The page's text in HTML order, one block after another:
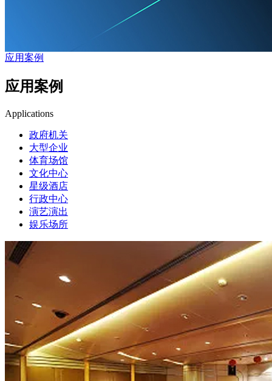
应用案例
应用案例
Applications
政府机关
大型企业
体育场馆
文化中心
星级酒店
行政中心
演艺演出
娱乐场所